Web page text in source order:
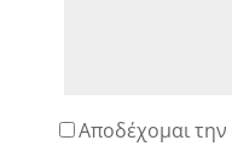
Αποδέχομαι την